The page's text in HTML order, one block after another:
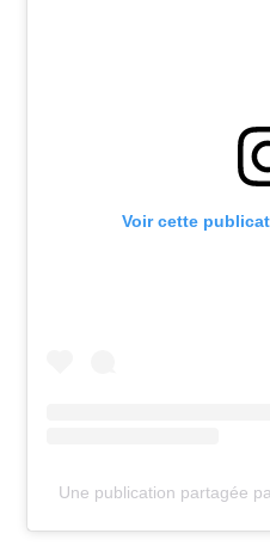
Voir cette
Une publication partagée